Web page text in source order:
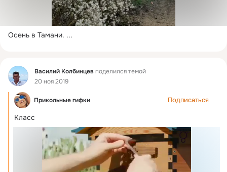
Осень в Тамани. ...
Фид Василий Колбинцев поделился темой
20 ноя 2019
Прикольные гифки Подписаться
Класс